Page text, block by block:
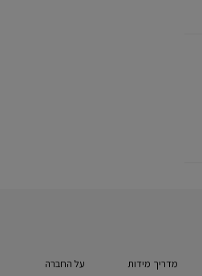
מדריך מידות
על החברה